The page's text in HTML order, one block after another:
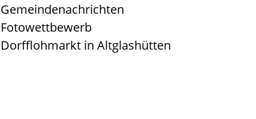
Gemeindenachrichten
Fotowettbewerb
Dorfflohmarkt in Altglashütten